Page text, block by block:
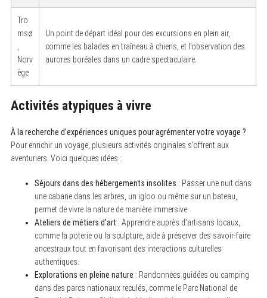
Tro
msø
Norv
ège
Un point de départ idéal pour des excursions en plein air,
comme les balades en traîneau à chiens, et l’observation des
aurores boréales dans un cadre spectaculaire.
Activités atypiques à vivre
À la recherche d’expériences uniques pour agrémenter votre voyage ?
Pour enrichir un voyage, plusieurs activités originales s’offrent aux
aventuriers. Voici quelques idées :
Séjours dans des hébergements insolites : Passer une nuit dans
une cabane dans les arbres, un igloo ou même sur un bateau,
permet de vivre la nature de manière immersive.
Ateliers de métiers d’art : Apprendre auprès d’artisans locaux,
comme la poterie ou la sculpture, aide à préserver des savoir-faire
ancestraux tout en favorisant des interactions culturelles
authentiques.
Explorations en pleine nature : Randonnées guidées ou camping
dans des parcs nationaux reculés, comme le Parc National de
S
a
r
c
f
o
r